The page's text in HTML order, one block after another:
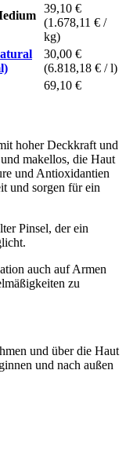
39,10 €
(1.678,11 € /
kg)
30,00 €
(6.818,18 € / l)
69,10 €
hoher Deckkraft und
makellos, die Haut
und Antioxidantien
und sorgen für ein
Pinsel, der ein
auch auf Armen
zu
und über die Haut
und nach außen